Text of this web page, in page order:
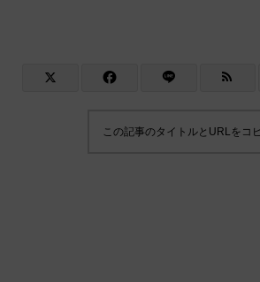
この記事のタイトルとURLをコ